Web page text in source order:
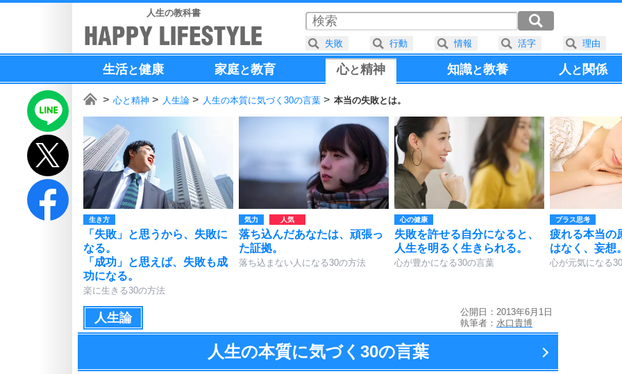
人生の教科書
生活と健康 家庭と教育 心と精神 知識と教養 人と 関係
心と精神 人生論 人生の本質に気づく30の言葉 本当の失敗とは。
生き方
「失敗」と思うから、失敗に
なる。
「成功」と思えば、失敗も成
功になる。
楽に生きる30の方法
気力
落ち込んだあなたは、頑張っ
た証拠。
落ち込まない人になる30の方法
心の健康
失敗を許せる自分になると、
人生を明るく生きられる。
心が豊かになる30の言葉
プラス思考
疲れる本当の
はなく、妄想。
心が元気になる
人生論
公開日：2013年6月1日
執筆者： 水口貴博
人生の本質に気づく 30の言葉
失敗 行動 情報 活字 理由